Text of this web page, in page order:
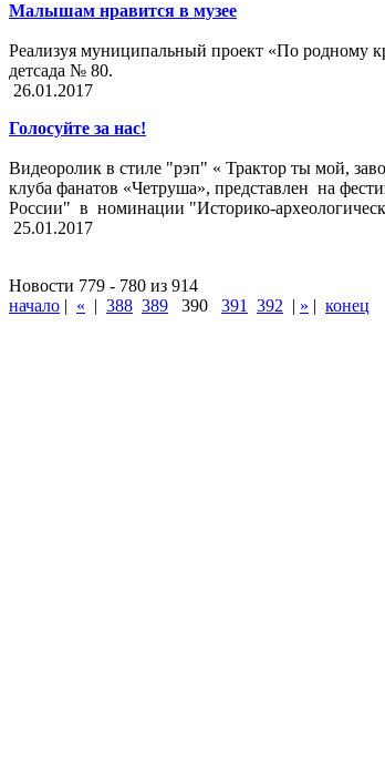
Малышам нравится в музее
Реализуя муниципальный проект «По родному
детсада № 80.
26.01.2017
Голосуйте за нас!
Видеоролик в стиле "рэп" « Трактор ты мой,
клуба фанатов «Четруша», представлен на
России" в номинации "Историко-
25.01.2017
Новости 779 - 780 из 914
начало | « | 388 389 390 391 392 | » | конец